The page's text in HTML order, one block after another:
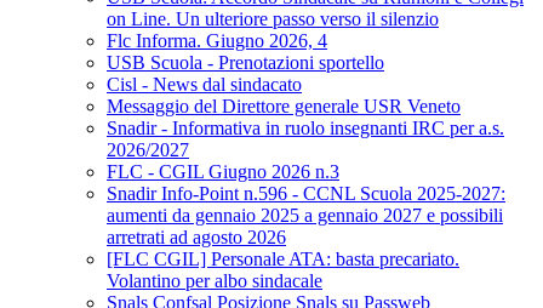
on Line. Un ulteriore passo verso il silenzio
Flc Informa. Giugno 2026, 4
USB Scuola - Prenotazioni sportello
Cisl - News dal sindacato
Messaggio del Direttore generale USR Veneto
Snadir - Informativa in ruolo insegnanti IRC per a.s.
2026/2027
FLC - CGIL Giugno 2026 n.3
Snadir Info-Point n.596 - CCNL Scuola 2025-2027:
aumenti da gennaio 2025 a gennaio 2027 e possibili
arretrati ad agosto 2026
[FLC CGIL] Personale ATA: basta precariato.
Volantino per albo sindacale
Snals Confsal Posizione Snals su Passweb